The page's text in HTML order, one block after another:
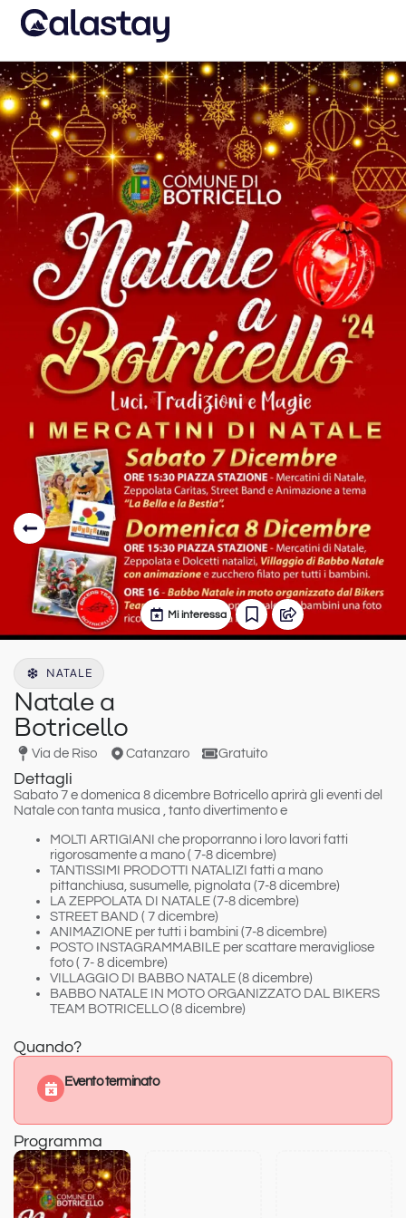
Mi interessa
NATALE
Natale a
Botricello
Via de Riso Catanzaro Gratuito
Dettagli
Sabato 7 e domenica 8 dicembre Botricello aprirà gli eventi del
Natale con tanta musica , tanto divertimento e
MOLTI ARTIGIANI che proporranno i loro lavori fatti
rigorosamente a mano ( 7-8 dicembre)
TANTISSIMI
PRODOTTI NATALIZI fatti a mano
pittanchiusa, susumelle, pignolata (7-8 dicembre)
LA ZEPPOLATA DI NATALE (7-8 dicembre)
STREET BAND ( 7 dicembre)
ANIMAZIONE per tutti i bambini (7-8 dicembre)
POSTO INSTAGRAMMABILE per scattare meravigliose
foto ( 7- 8 dicembre)
VILLAGGIO DI BABBO NATALE (8 dicembre)
BABBO NATALE IN MOTO ORGANIZZATO DAL BIKERS
TEAM BOTRICELLO (8 dicembre)
Quando?
Evento terminato
Programma